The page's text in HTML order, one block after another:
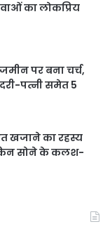
का लोकप्रिय
पर बना चर्च,
पत्नी समेत 5
खजाने का रहस्य
सोने के कलश-